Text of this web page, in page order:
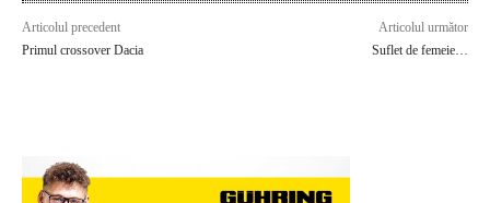
Articolul precedent
Primul crossover Dacia
Articolul următor
Suflet de femeie…